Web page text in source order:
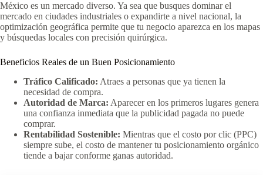
México es un mercado diverso. Ya sea que busques dominar el
mercado en ciudades industriales o expandirte a nivel nacional, la
optimización geográfica permite que tu negocio aparezca en los mapas
y búsquedas locales con precisión quirúrgica.
Beneficios Reales de un Buen Posicionamiento
Tráfico Calificado: Atraes a personas que ya tienen la
necesidad de compra.
Autoridad de Marca: Aparecer en los primeros lugares genera
una confianza inmediata que la publicidad pagada no puede
comprar.
Rentabilidad Sostenible: Mientras que el costo por clic (PPC)
siempre sube, el costo de mantener tu posicionamiento orgánico
tiende a bajar conforme ganas autoridad.